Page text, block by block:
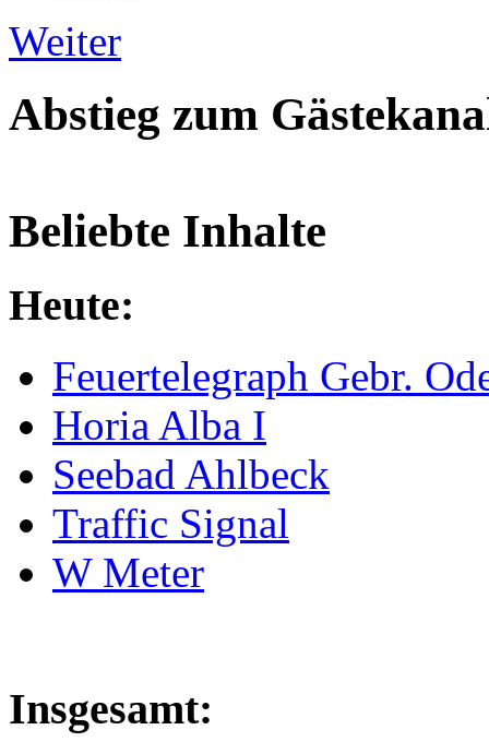
Weiter
Abstieg zum
Beliebte Inhalte
Heute:
Feuertelegraph Gebr.
Horia Alba I
Seebad Ahlbeck
Traffic Signal
W Meter
Insgesamt: